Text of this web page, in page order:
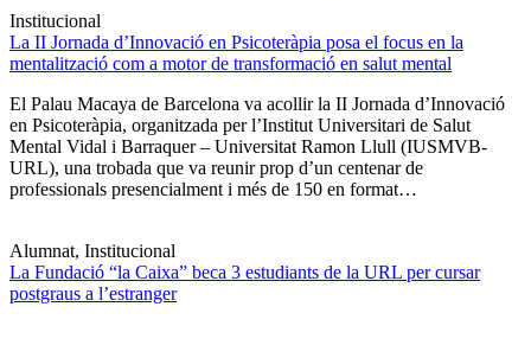
Institucional
La II Jornada d’Innovació en Psicoteràpia posa el focus en la
mentalització com a motor de transformació en salut mental
El Palau Macaya de Barcelona va acollir la II Jornada d’Innovació
en Psicoteràpia, organitzada per l’Institut Universitari de Salut
Mental Vidal i Barraquer – Universitat Ramon Llull (IUSMVB-
URL), una trobada que va reunir prop d’un centenar de
professionals presencialment i més de 150 en format…
Alumnat, Institucional
La Fundació “la Caixa” beca 3 estudiants de la URL per cursar
postgraus a l’estranger